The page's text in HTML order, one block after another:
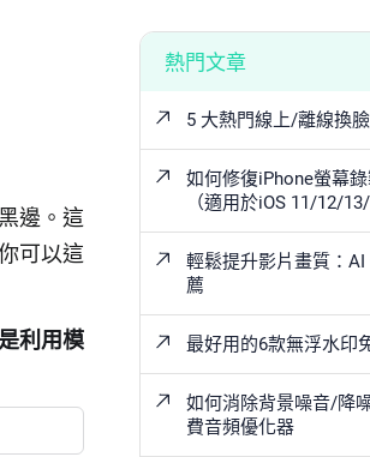
邊。這
可以這
利用模
熱門文章
5 大熱門線上/離線換
如何修復iPhone螢幕
（適用於iOS 11/12/13/
輕鬆提升影片畫質：
薦
最好用的6款無浮水印
如何消除背景噪音/降
費音頻優化器